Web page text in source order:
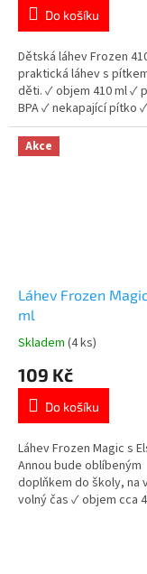
5,0
5
hvězdiček.
Do košíku
Dětská láhev Frozen
praktická láhev s
děti. ✓ objem 410 ml ✓
BPA ✓ nekapající pítko ✓
licencovaný motiv
Více produktů Frozen
Akce
Láhev Frozen
ml
Průměrné
produktu
5,0
5
hvězdiček.
Skladem (4 ks)
109 Kč
Do košíku
Láhev Frozen Magic s
Annou bude oblíbeným
doplňkem do školy, na
volný čas ✓ objem cca
protiskluzové
oficiální licence Disney